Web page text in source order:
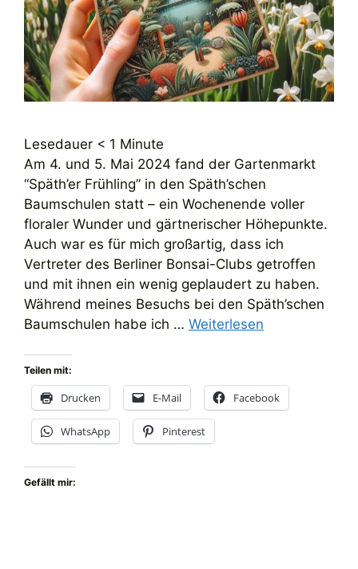
Lesedauer < 1 Minute
Am 4. und 5. Mai 2024 fand der Gartenmarkt
“Späth’er Frühling” in den Späth’schen
Baumschulen statt – ein Wochenende voller
floraler Wunder und gärtnerischer Höhepunkte.
Auch war es für mich großartig, dass ich
Vertreter des Berliner Bonsai-Clubs getroffen
und mit ihnen ein wenig geplaudert zu haben.
Während meines Besuchs bei den Späth’schen
Baumschulen habe ich … Weiterlesen
Teilen mit:
Drucken E-Mail Facebook
WhatsApp Pinterest
Gefällt mir: